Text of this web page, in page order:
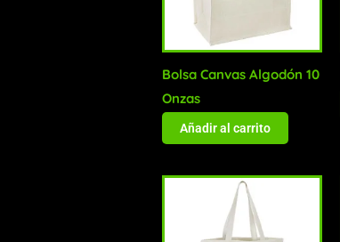
Bolsa Canvas Algodón 10
Onzas
Añadir al carrito